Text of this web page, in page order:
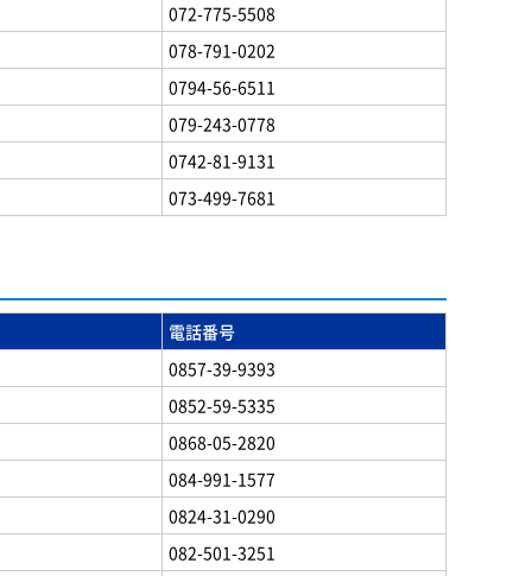
072-775-5508
078-791-0202
0794-56-6511
079-243-0778
0742-81-9131
073-499-7681
電話番号
0857-39-9393
0852-59-5335
0868-05-2820
084-991-1577
0824-31-0290
082-501-3251